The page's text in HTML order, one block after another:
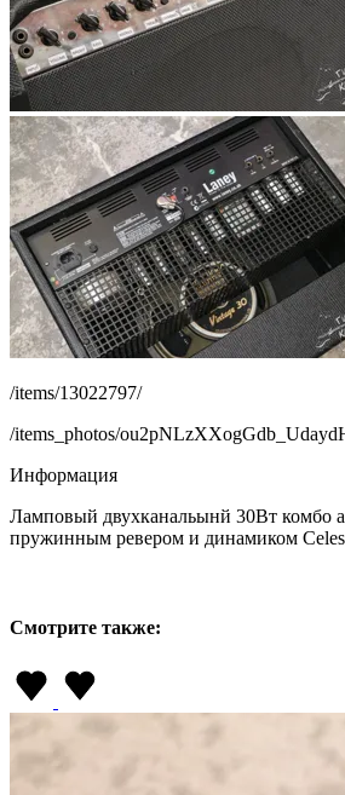
/items/13022797/
/items_photos/
Информация
Ламповый двухканальынй 30Вт комбо
пружинным ревером и динамиком
Смотрите также: